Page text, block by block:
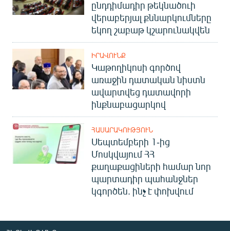
ընդդիմադիր թեկնածուի
վերաբերյալ քննարկումները
եկող շաբաթ կշարունակվեն
ԻՐԱՎՈՒՆՔ
Կաթողիկոսի գործով
առաջին դատական նիստն
ավարտվեց դատավորի
ինքնաբացարկով
ՀԱՍԱՐԱԿՈՒԹՅՈՒՆ
Սեպտեմբերի 1-ից
Մոսկվայում ՀՀ
քաղաքացիների համար նոր
պարտադիր պահանջներ
կգործեն. ինչ է փոխվում